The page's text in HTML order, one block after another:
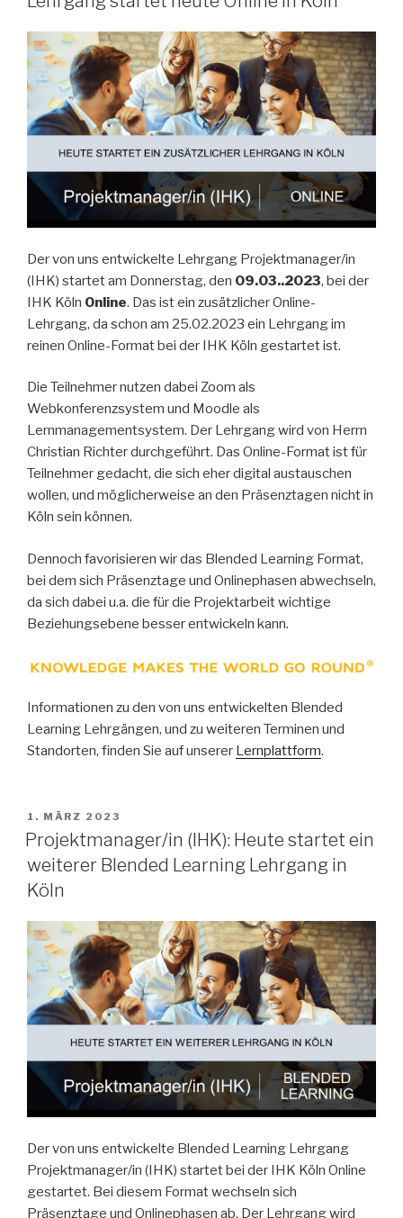
Der von uns entwickelte Lehrgang Projektmanager/in
(IHK) startet am Donnerstag, den 09.03..2023, bei der
IHK Köln Online. Das ist ein zusätzlicher Online-
Lehrgang, da schon am 25.02.2023 ein Lehrgang im
reinen Online-Format bei der IHK Köln gestartet ist.
Die Teilnehmer nutzen dabei Zoom als
Webkonferenzsystem und Moodle als
Lernmanagementsystem. Der Lehrgang wird von Herrn
Christian Richter durchgeführt. Das Online-Format ist für
Teilnehmer gedacht, die sich eher digital austauschen
wollen, und möglicherweise an den Präsenztagen nicht in
Köln sein können.
Dennoch favorisieren wir das Blended Learning Format,
bei dem sich Präsenztage und Onlinephasen abwechseln,
da sich dabei u.a. die für die Projektarbeit wichtige
Beziehungsebene besser entwickeln kann.
Informationen zu den von uns entwickelten Blended
Learning Lehrgängen, und zu weiteren Terminen und
Standorten, finden Sie auf unserer Lernplattform.
VERÖFFENTLICHT
AM
1. MÄRZ 2023
Projektmanager/in (IHK): Heute startet ein
weiterer Blended Learning Lehrgang in
Köln
Der von uns entwickelte Blended Learning Lehrgang
Projektmanager/in (IHK) startet bei der IHK Köln Online
gestartet. Bei diesem Format wechseln sich
Präsenztage und Onlinephasen ab. Der Lehrgang wird